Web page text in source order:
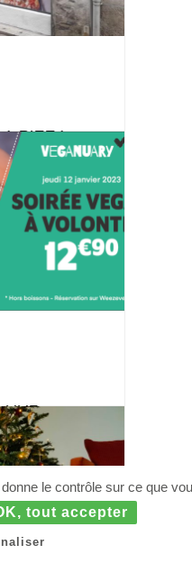
PIZZA
UNE
VÉGAN
le contrôle sur ce que
tout accepter